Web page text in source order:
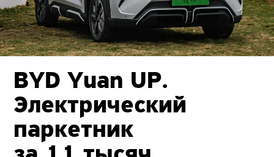
BYD Yuan UP.
Электрический
паркетник